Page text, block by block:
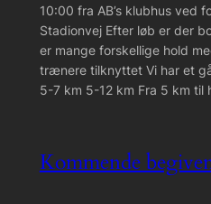
10:00 fra AB’s klubhus ved
Stadionvej Efter løb er der
er mange forskellige hold
trænere tilknyttet Vi har et
5-7 km 5-12 km Fra 5 km til
Kommende